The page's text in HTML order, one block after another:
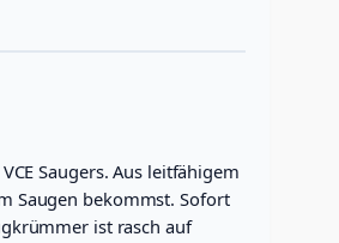
Saugers. Aus leitfähigem
Saugen bekommst. Sofort
ist rasch auf